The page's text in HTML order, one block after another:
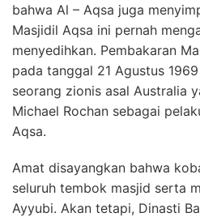
bahwa Al – Aqsa juga
Masjidil Aqsa ini pernah
menyedihkan. Pembakaran
pada tanggal 21 Agustus
seorang zionis asal Australia
Michael Rochan sebagai
Aqsa.
Amat disayangkan bahwa
seluruh tembok masjid serta
Ayyubi. Akan tetapi, Dinasti